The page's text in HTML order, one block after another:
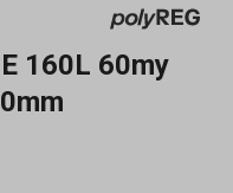
160L 60my